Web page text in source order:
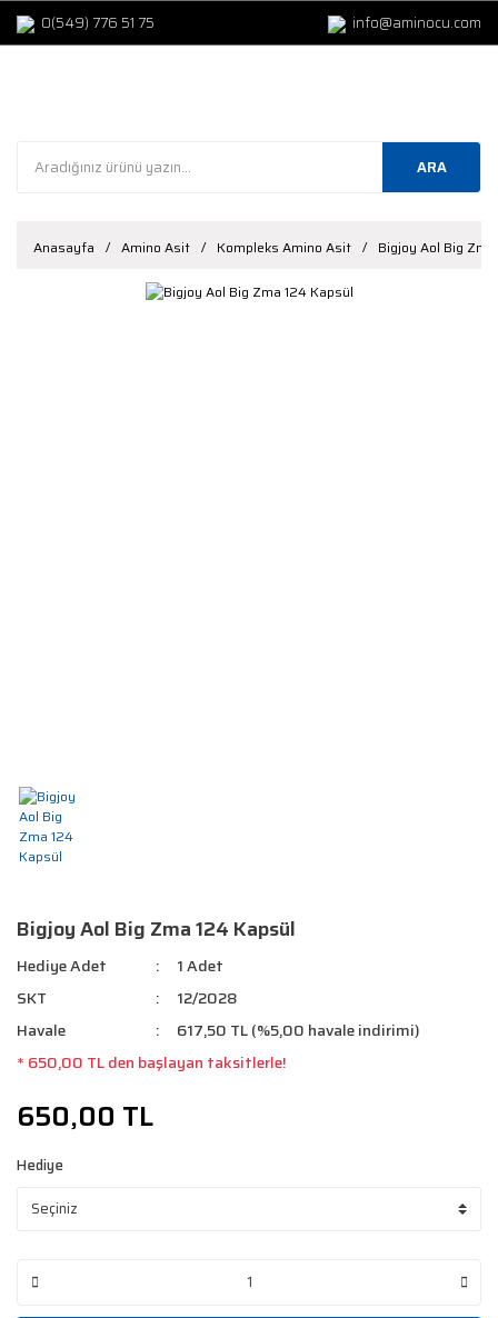
0(549) 776 51 75 info@aminocu.com
ARA
Anasayfa Amino Asit Kompleks Amino Asit Bigjoy Aol Big
Bigjoy Aol Big Zma 124 Kapsül
Hediye Adet
1 Adet
SKT
12/2028
Havale
617,50 TL (%5,00 havale indirimi)
* 650,00 TL den başlayan taksitlerle!
650,00 TL
Hediye